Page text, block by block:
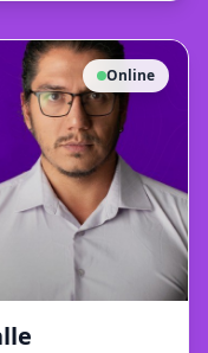
Online